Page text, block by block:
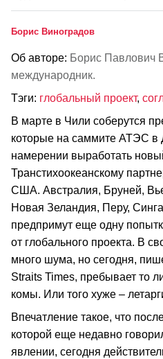
Борис Виноградов
Об авторе: Борис Павлович
международник.
Тэги: глобальный проект,
В марте в Чили соберутся
которые на саммите АТЭС в
намерении выработать
Транстихоокеанскому
США. Австралия, Бруней,
Новая Зеландия, Перу,
предпримут еще одну
от глобального проекта. В
много шума, но сегодня,
Straits Times, пребывает то
комы. Или того хуже –
Впечатление такое, что
которой еще недавно
явлении, сегодня